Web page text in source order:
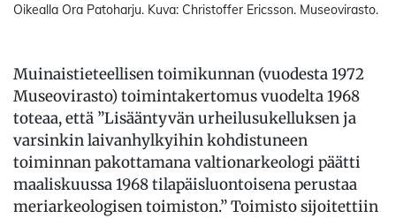
Oikealla Ora Patoharju. Kuva: Christoffer Ericsson. Museovirasto.
Muinaistieteellisen toimikunnan (vuodesta 1972
Museovirasto) toimintakertomus vuodelta 1968
toteaa, että ”Lisääntyvän urheilusukelluksen ja
varsinkin laivanhylkyihin kohdistuneen
toiminnan pakottamana valtionarkeologi päätti
maaliskuussa 1968 tilapäisluontoisena perustaa
meriarkeologisen toimiston.” Toimisto sijoitettiin